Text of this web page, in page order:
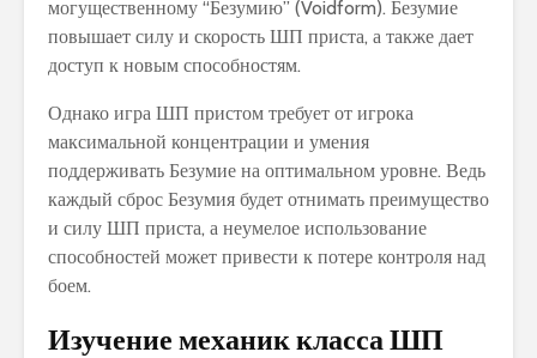
могущественному “Безумию” (Voidform). Безумие
повышает силу и скорость ШП приста, а также дает
доступ к новым способностям.
Однако игра ШП пристом требует от игрока
максимальной концентрации и умения
поддерживать Безумие на оптимальном уровне. Ведь
каждый сброс Безумия будет отнимать преимущество
и силу ШП приста, а неумелое использование
способностей может привести к потере контроля над
боем.
Изучение механик класса ШП